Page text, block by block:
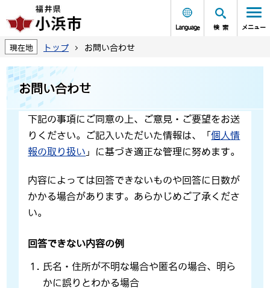
Language 検索 メニュー
現在地 トップ お問い合わせ
お問い合わせ
下記の事項にご同意の上、ご意見・ご要望をお送
りください。ご記入いただいた情報は、「個人情
報の取り扱い 」に基づき適正な管理に努めます。
内容によっては回答できないものや回答に日数が
かかる場合があります。あらかじめご了承くださ
い。
回答できない内容の例
氏名・住所が不明な場合や匿名の場合、明ら
かに誤りとわかる場合